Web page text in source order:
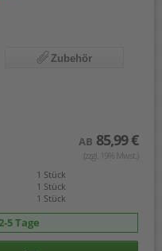
Zubehör
AB 85,99 €
(zzgl. 19% Mwst.)
1 Stück
1 Stück
1 Stück
5 Tage